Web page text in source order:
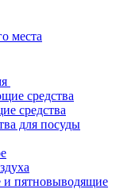
места
средства
средства
для посуды
пятновыводящие